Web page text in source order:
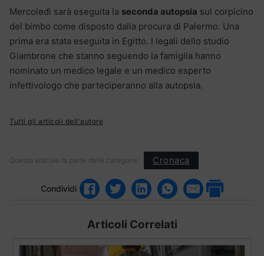
Mercoledì sarà eseguita la seconda autopsia sul corpicino
del bimbo come disposto dalla procura di Palermo. Una
prima era stata eseguita in Egitto. I legali dello studio
Giambrone che stanno seguendo la famiglia hanno
nominato un medico legale e un medico esperto
infettivologo che parteciperanno alla autopsia.
Tutti gli articoli dell'autore
Questo articolo fa parte delle categorie: Cronaca
Condividi
Articoli Correlati